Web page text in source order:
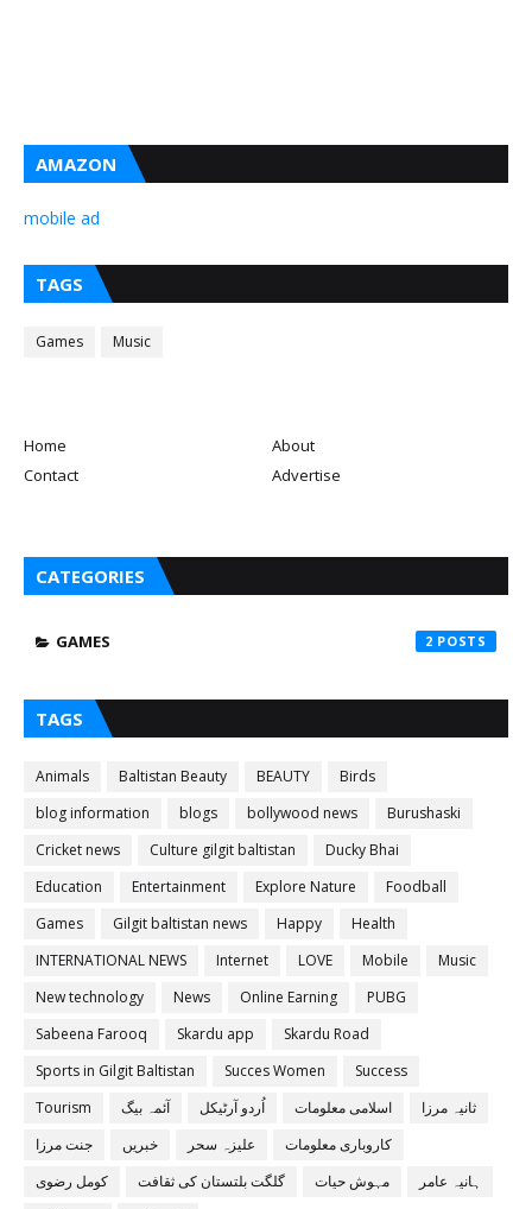
AMAZON
mobile ad
TAGS
Games Music
Home
About
Contact
Advertise
CATEGORIES
GAMES 2
TAGS
Animals Baltistan Beauty BEAUTY
Birds
blog information
blogs bollywood news
Burushaski
Cricket news
Culture gilgit baltistan
Ducky Bhai
Education
Entertainment Explore Nature
Foodball
Games
Gilgit baltistan news Happy
Health
INTERNATIONAL NEWS
Internet LOVE Mobile
Music
New technology
News Online Earning
PUBG
Sabeena Farooq
Skardu app
Skardu Road
Sports in Gilgit Baltistan
Succes Women
Success
Tourism
آئمہ بیگ اُردو آرٹیکل اسلامی معلومات
ثانیہ مرزا
جنت مرزا
خبریں علیزہ سحر
کاروباری معلومات
کومل رضوی
گلگت بلتستان کی ثقافت مہوش حیات
ہانیہ عامر